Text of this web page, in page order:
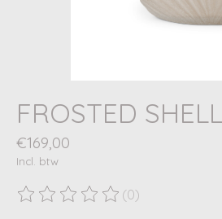
FROSTED
€169,00
Incl. btw
De beoordeling van dit product is
(0)